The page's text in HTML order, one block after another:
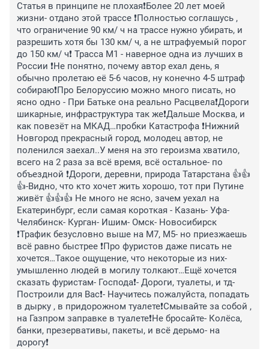
Статья в принципе не плохая❗️Более 20 лет моей
жизни- отдано этой трассе ❗️Полностью соглашусь ,
что ограничение 90 км/ ч на трассе нужно убирать, и
разрешить хотя бы 130 км/ ч, а не штрафуемый порог
до 150 км/ ч❗️ Трасса М1 - наверное одна из лучших в
России ❗️Не понятно, почему автор ехал день, я
обычно пролетаю её 5-6 часов, ну конечно 4-5 штраф
собираю❗️Про Белоруссию можно много писать, но
ясно одно - При Батьке она реально Расцвела❗️Дороги
шикарные, инфраструктура так же❗️Дальше Москва, и
как повезёт на МКАД…пробки Катастрофа ❗️Нижний
Новгород прекрасный город, молодец автор, не
поленился заехал..У меня на это героизма хватило,
всего на 2 раза за всё время, всё остальное- по
объездной ❗️Дороги, деревни, природа Татарстана 👍👍
👍-Видно, что кто хочет жить хорошо, тот при Путине
живёт 👍👍👍 Не много не ясно, зачем уехал на
Екатеринбург, если самая короткая - Казань- Уфа-
Челябинск- Курган- Ишим- Омск- Новосибирск
❗️Трафик безусловно выше на М7, М5- но приезжаешь
всё равно быстрее ❗️Про фуристов даже писать не
хочется…Такое ощущение, что некоторые из них-
умышленно людей в могилу толкают…Ещё хочется
сказать фуристам- Господа❗️- Дороги, туалеты, и тд-
Построили для Вас❗️- Научитесь пожалуйста, попадать
в дырку , в придорожном туалете❗️Смывайте за собой ,
на Газпром заправке в туалете❗️Не бросайте- Колёса,
банки, презервативы, пакеты, и всё дерьмо- на
дорогу❗️